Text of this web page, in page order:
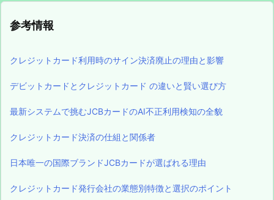
参考情報
クレジットカード利用時のサイン決済廃止の理由と影響
デビットカードとクレジットカード の違いと賢い選び方
最新システムで挑むJCBカードのAI不正利用検知の全貌
クレジットカード決済の仕組と関係者
日本唯一の国際ブランドJCBカードが選ばれる理由
クレジットカード発行会社の業態別特徴と選択のポイント